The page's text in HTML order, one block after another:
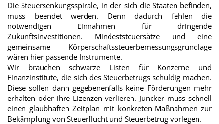
Die Steuersenkungsspirale, in der sich die Staaten befinden,
muss beendet werden. Denn dadurch fehlen die
notwendigen Einnahmen für dringende
Zukunftsinvestitionen. Mindeststeuersätze und eine
gemeinsame Körperschaftssteuerbemessungsgrundlage
wären hier passende Instrumente.
Wir brauchen schwarze Listen für Konzerne und
Finanzinstitute, die sich des Steuerbetrugs schuldig machen.
Diese sollen dann gegebenenfalls keine Förderungen mehr
erhalten oder ihre Lizenzen verlieren. Juncker muss schnell
einen glaubhaften Zeitplan mit konkreten Maßnahmen zur
Bekämpfung von Steuerflucht und Steuerbetrug vorlegen.